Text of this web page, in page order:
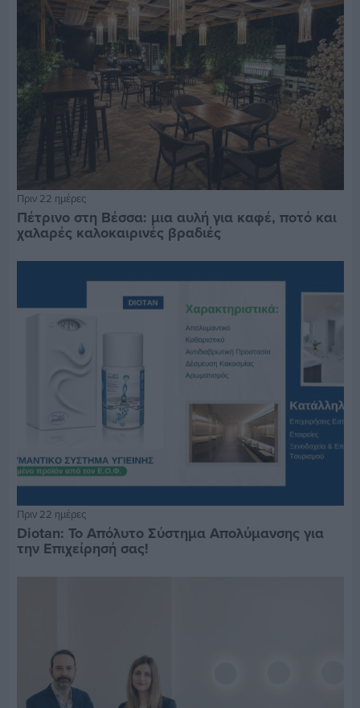
Πριν 22 ημέρες
Πέτρινο στη Βέσσα: μια αυλή για καφέ, ποτό και
χαλαρές καλοκαιρινές βραδιές
Πριν 22 ημέρες
Diotan: Το Απόλυτο Σύστημα Απολύμανσης για
την Επιχείρησή σας!